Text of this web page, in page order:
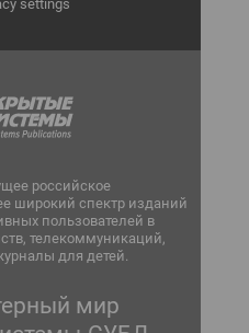
settings
российское
широкий спектр изданий
пользователей в
телекоммуникаций,
для детей.
мир